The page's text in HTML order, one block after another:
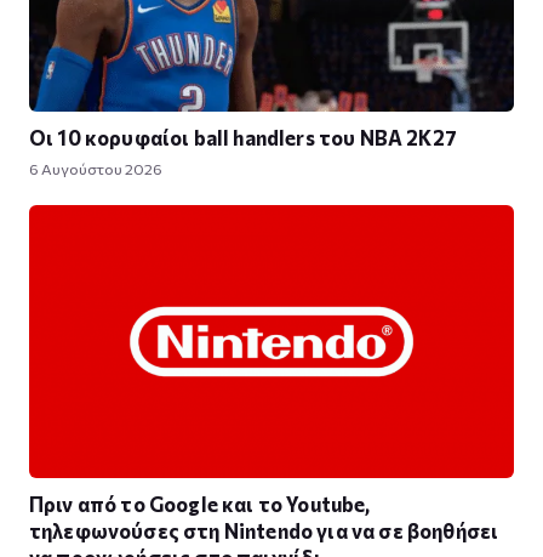
Οι 10 κορυφαίοι ball handlers του NBA 2K27
6 Αυγούστου 2026
Πριν από το Google και το Youtube,
τηλεφωνούσες στη Nintendo για να σε βοηθήσει